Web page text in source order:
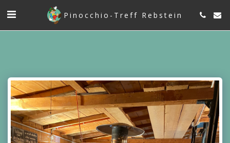
Pinocchio-Treff Rebstein